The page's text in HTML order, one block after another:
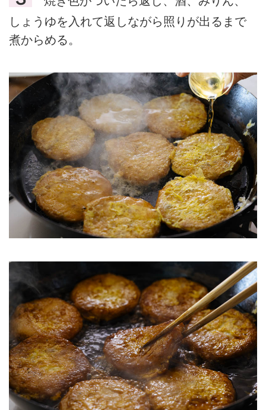
しょうゆを入れて返しながら照りが出るまで
煮からめる。